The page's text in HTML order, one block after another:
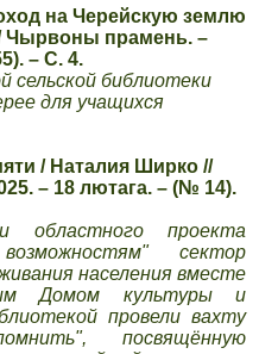
на Черейскую землю
Чырвоны прамень. –
– С. 4.
сельской библиотеки
для учащихся
/ Наталия Ширко //
– 18 лютага. – (№ 14).
областного проекта
сектор
населения вместе
Домом культуры и
провели вахту
посвящённую